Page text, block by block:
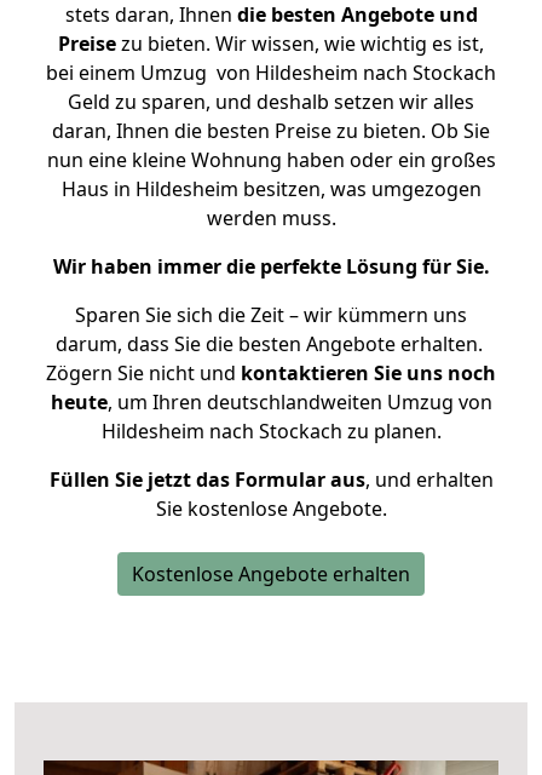
stets daran, Ihnen die besten Angebote und
Preisezu bieten. Wir wissen, wie wichtig es ist,
bei einem Umzug von Hildesheim nach Stockach
Geld zu sparen, und deshalb setzen wir alles
daran, Ihnen die besten Preise zu bieten. Ob Sie
nun eine kleine Wohnung haben oder ein großes
Haus in Hildesheim besitzen, was umgezogen
werden muss.
Wir haben immer die perfekte Lösung für Sie.
Sparen Sie sich die Zeit – wir kümmern uns
darum, dass Sie die besten Angebote erhalten.
Zögern Sie nicht und kontaktieren Sie uns noch
heute, um Ihren deutschlandweiten Umzug von
Hildesheim nach Stockach zu planen.
Füllen Sie jetzt das Formular aus, und erhalten
Sie kostenlose Angebote.
Kostenlose Angebote erhalten